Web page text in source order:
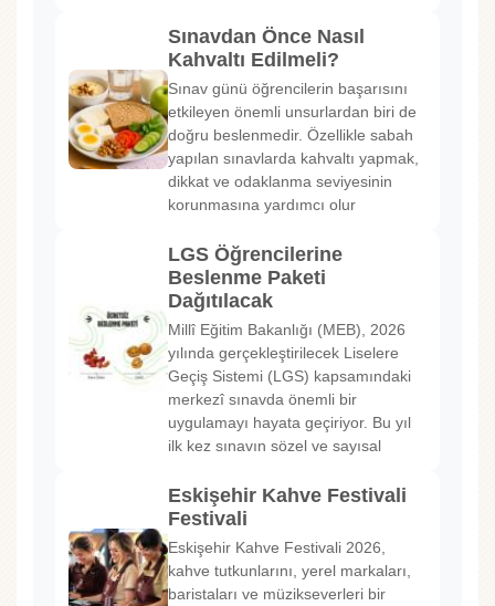
Sınavdan Önce Nasıl
Kahvaltı Edilmeli?
Sınav günü öğrencilerin başarısını
etkileyen önemli unsurlardan biri de
doğru beslenmedir. Özellikle sabah
yapılan sınavlarda kahvaltı yapmak,
dikkat ve odaklanma seviyesinin
korunmasına yardımcı olur
LGS Öğrencilerine
Beslenme Paketi
Dağıtılacak
Millî Eğitim Bakanlığı (MEB), 2026
yılında gerçekleştirilecek Liselere
Geçiş Sistemi (LGS) kapsamındaki
merkezî sınavda önemli bir
uygulamayı hayata geçiriyor. Bu yıl
ilk kez sınavın sözel ve sayısal
Eskişehir Kahve Festivali
Festivali
Eskişehir Kahve Festivali 2026,
kahve tutkunlarını, yerel markaları,
baristaları ve müzikseverleri bir